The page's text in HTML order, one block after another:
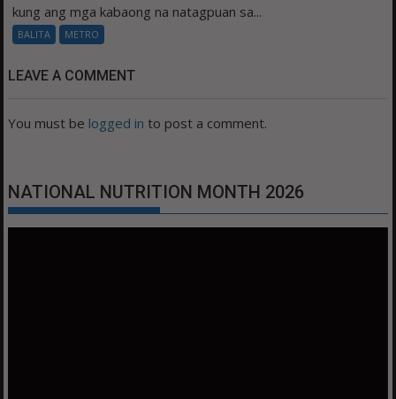
kung ang mga kabaong na natagpuan sa...
BALITA METRO
LEAVE A COMMENT
You must be logged in to post a comment.
NATIONAL NUTRITION MONTH 2026